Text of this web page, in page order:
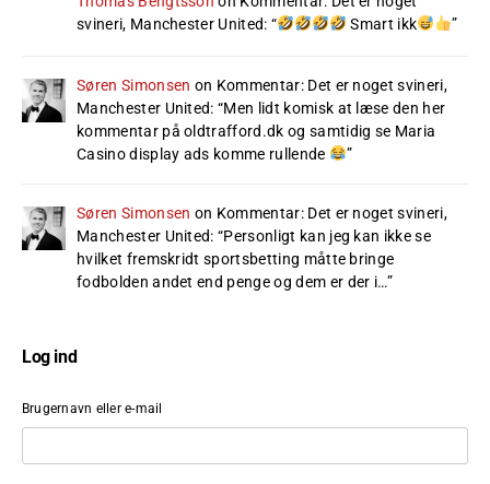
svineri, Manchester United: “ Smart ikk ”
Søren Simonsen on Kommentar: Det er noget svineri,
Manchester United: “Men lidt komisk at læse den her
kommentar på oldtrafford.dk og samtidig se Maria
Casino display ads komme rullende
”
Søren Simonsen on Kommentar: Det er noget svineri,
Manchester United: “Personligt kan jeg kan ikke se
hvilket fremskridt sportsbetting måtte bringe
fodbolden andet end penge og dem er der i…”
Log ind
Brugernavn eller e-mail